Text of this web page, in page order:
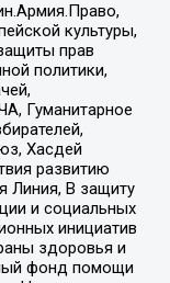
культуры,
прав
политики,
Гуманитарное
Хасдей
развитию
Линия, В защиту
и социальных
инициатив
здоровья и
фонд помощи